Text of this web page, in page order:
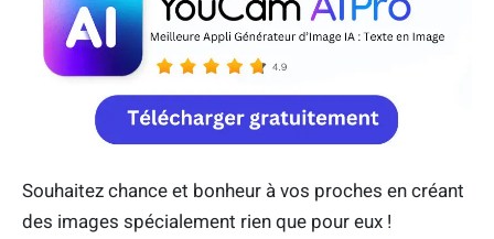
Souhaitez chance et bonheur à vos proches en créant
des images spécialement rien que pour eux !